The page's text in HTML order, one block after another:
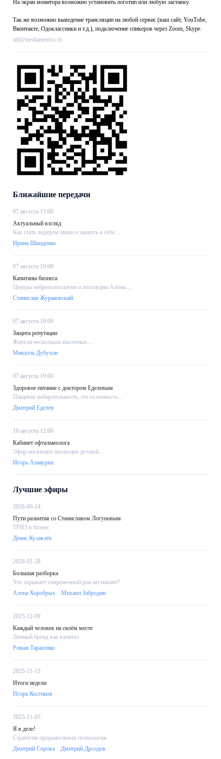
На экран монитора возможно установить логотип или любую заставку.
Так же возможно выведение трансляции на любой сервис (ваш сайт, YouTube,
Вконтакте, Одоклассники и т.д.), подключение спикеров через Zoom, Skype.
adt@mediametrics.ru
Ближайшие передачи
07 августа 15:00
Актуальный взгляд
Как стать лидером ниши и заявить о себе....
Ирина Швиденко
07 августа 16:00
Капитаны бизнеса
Центры нейропсихологии и логопедии Алёны....
Станислав Жураковский
07 августа 18:00
Защита репутации
Жители нескольких высотных....
Микаэль Дубухов
07 августа 19:00
Здоровое питание с доктором Еделевым
Пищевая избирательность, это склонность....
Дмитрий Еделев
10 августа 12:00
Кабинет офтальмолога
Эфир посвящён эволюции детской....
Игорь Азнаурян
Лучшие эфиры
2026-06-24
Пути развития со Станиславом Логуновым
ТРИЗ и бизнес
Денис Кузавлёв
2026-01-28
Большая разборка
Что скрывает современный рок-музыкант?
Алена Хоробрых
Михаил Забродин
2025-12-09
Каждый человек на своём месте
Личный бренд как капитал
Роман Тарасенко
2025-11-13
Итоги недели
Игорь Костиков
2025-11-05
Я в деле!
Стратегия прорыва:новая психология
Дмитрий Сорока
Дмитрий Дроздов